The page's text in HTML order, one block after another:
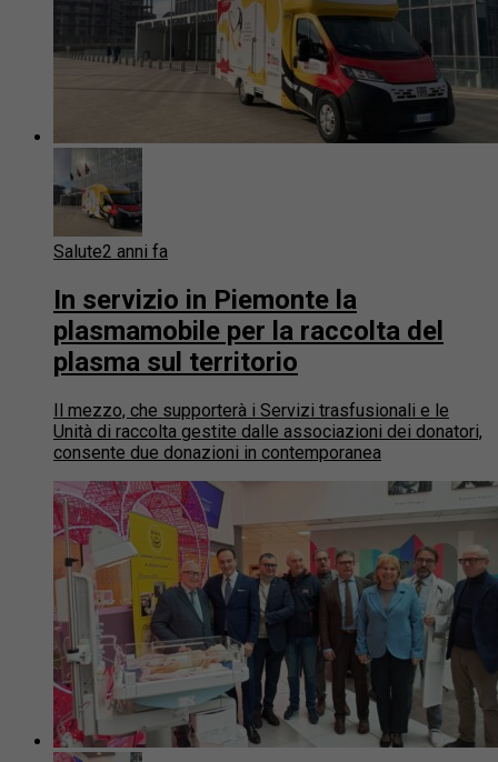
Salute2 anni fa
In servizio in Piemonte la
plasmamobile per la raccolta del
plasma sul territorio
Il mezzo, che supporterà i Servizi trasfusionali e le
Unità di raccolta gestite dalle associazioni dei donatori,
consente due donazioni in contemporanea